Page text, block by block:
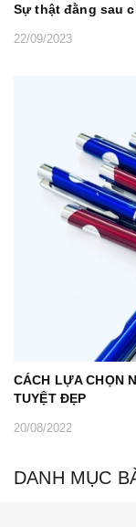
Sự thật đằng sau
22/09/2023
CÁCH LỰA CHỌN
TUYỆT ĐẸP
20/08/2022
DANH MỤC